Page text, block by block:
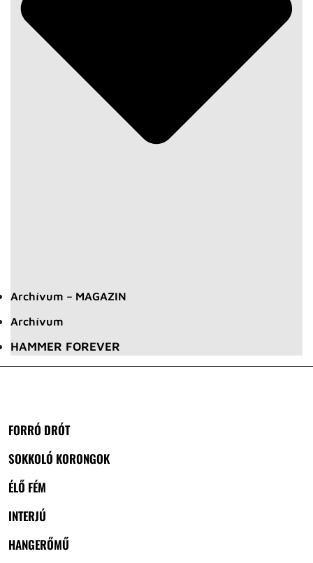
Archívum – MAGAZIN
Archívum
HAMMER FOREVER
FORRÓ DRÓT
SOKKOLÓ KORONGOK
ÉLŐ FÉM
INTERJÚ
HANGERŐMŰ